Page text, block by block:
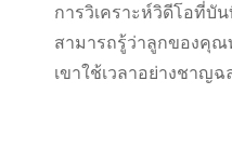
การวิเคราะห์วิดีโอที่บั
สามารถรู้ว่าลูกของคุณ
เขาใช้เวลาอย่างชาญฉ